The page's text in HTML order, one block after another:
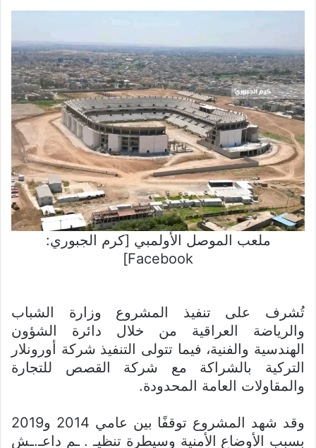
ملعب الموصل الأولمبي [كرم الجبوري:
Facebook]
تُشرف على تنفيذ المشروع وزارة الشباب
والرياضة العراقية من خلال دائرة الشؤون
الهندسية والفنية، فيما تتولى التنفيذ شركة أورونلار
التركية بالشراكة مع شركة القصص للتجارة
والمقاولات العامة المحدودة.
وقد شهد المشروع توقفًا بين عامي 2014 و2019
بسبب الأوضاع الأمنية وسيطرة تنظيـ . ـم داعـ.ـش